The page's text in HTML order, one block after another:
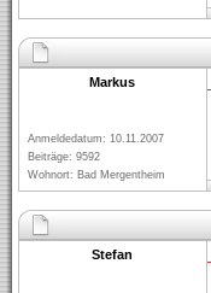
Markus
Anmeldedatum: 10.11.2007
Beiträge: 9592
Wohnort: Bad Mergentheim
Stefan